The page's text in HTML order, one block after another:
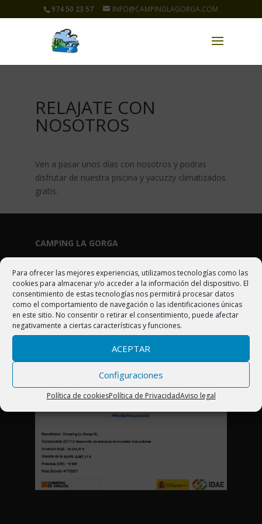
Para ofrecer las mejores experiencias, utilizamos tecnologías como las
cookies para almacenar y/o acceder a la información del dispositivo. El
consentimiento de estas tecnologías nos permitirá procesar datos
como el comportamiento de navegación o las identificaciones únicas
en este sitio. No consentir o retirar el consentimiento, puede afectar
negativamente a ciertas características y funciones.
ACEPTAR
Configuraciones
Política de cookiesPolítica de PrivacidadAviso legal
974 50 23 57 INFO@CAMPINGLAGORGA.COM
RELAJATE CON
NOSOTROS
Ven a pasar unos días con nosotros y podras
disfrutar de nuestra piscina y yacuzzy climatizados
gratis.
CAMPING LA GORGA
Pirineo Aragonés (España)
Telf. 974 50 23 57
info@campinglagorga.com